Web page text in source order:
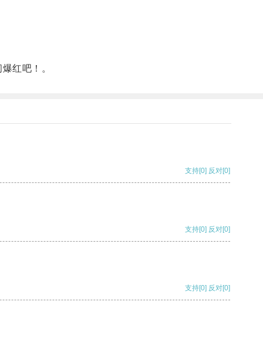
红吧！。
支持[0] 反对[0]
支持[0] 反对[0]
支持[0] 反对[0]